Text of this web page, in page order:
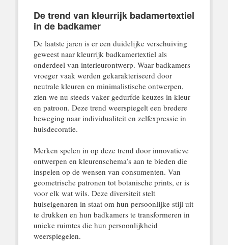
De trend van kleurrijk badamertextiel
in de badkamer
De laatste jaren is er een duidelijke verschuiving
geweest naar kleurrijk badkamertextiel als
onderdeel van interieurontwerp. Waar badkamers
vroeger vaak werden gekarakteriseerd door
neutrale kleuren en minimalistische ontwerpen,
zien we nu steeds vaker gedurfde keuzes in kleur
en patroon. Deze trend weerspiegelt een bredere
beweging naar individualiteit en zelfexpressie in
huisdecoratie.
Merken spelen in op deze trend door innovatieve
ontwerpen en kleurenschema’s aan te bieden die
inspelen op de wensen van consumenten. Van
geometrische patronen tot botanische prints, er is
voor elk wat wils. Deze diversiteit stelt
huiseigenaren in staat om hun persoonlijke stijl uit
te drukken en hun badkamers te transformeren in
unieke ruimtes die hun persoonlijkheid
weerspiegelen.